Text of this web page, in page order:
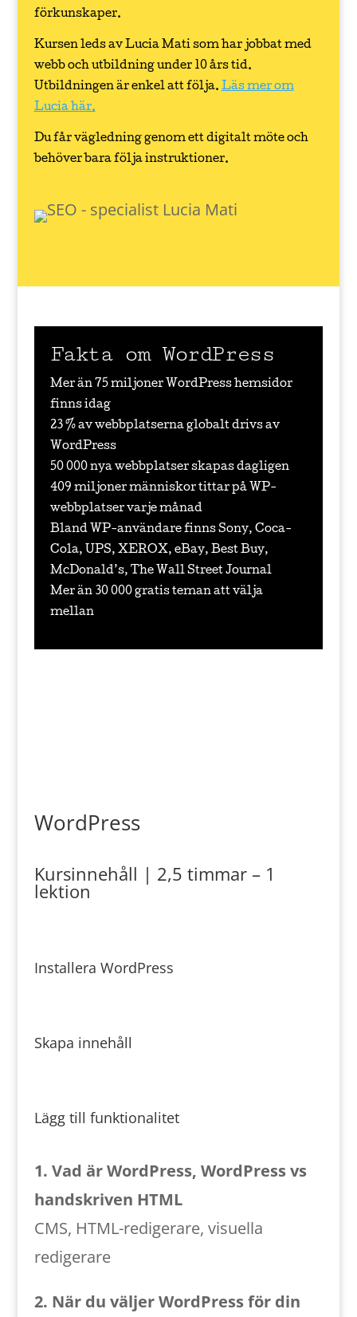
förkunskaper.
Kursen leds av Lucia Mati som har jobbat med
webb och utbildning under 10 års tid.
Utbildningen är enkel att följa. Läs mer om
Lucia här.
Du får vägledning genom ett digitalt möte och
behöver bara följa instruktioner.
Fakta om WordPress
Mer än 75 miljoner WordPress hemsidor
finns idag
23 % av webbplatserna globalt drivs av
WordPress
50 000 nya webbplatser skapas dagligen
409 miljoner människor tittar på WP-
webbplatser varje månad
Bland WP-användare finns Sony, Coca-
Cola, UPS, XEROX, eBay, Best Buy,
McDonald’s, The Wall Street Journal
Mer än 30 000 gratis teman att välja
mellan
WordPress
Kursinnehåll | 2,5 timmar – 1
lektion
Installera WordPress
Skapa innehåll
Lägg till funktionalitet
1. Vad är WordPress, WordPress vs
handskriven HTML
CMS, HTML-redigerare, visuella
redigerare
2. När du väljer WordPress för din